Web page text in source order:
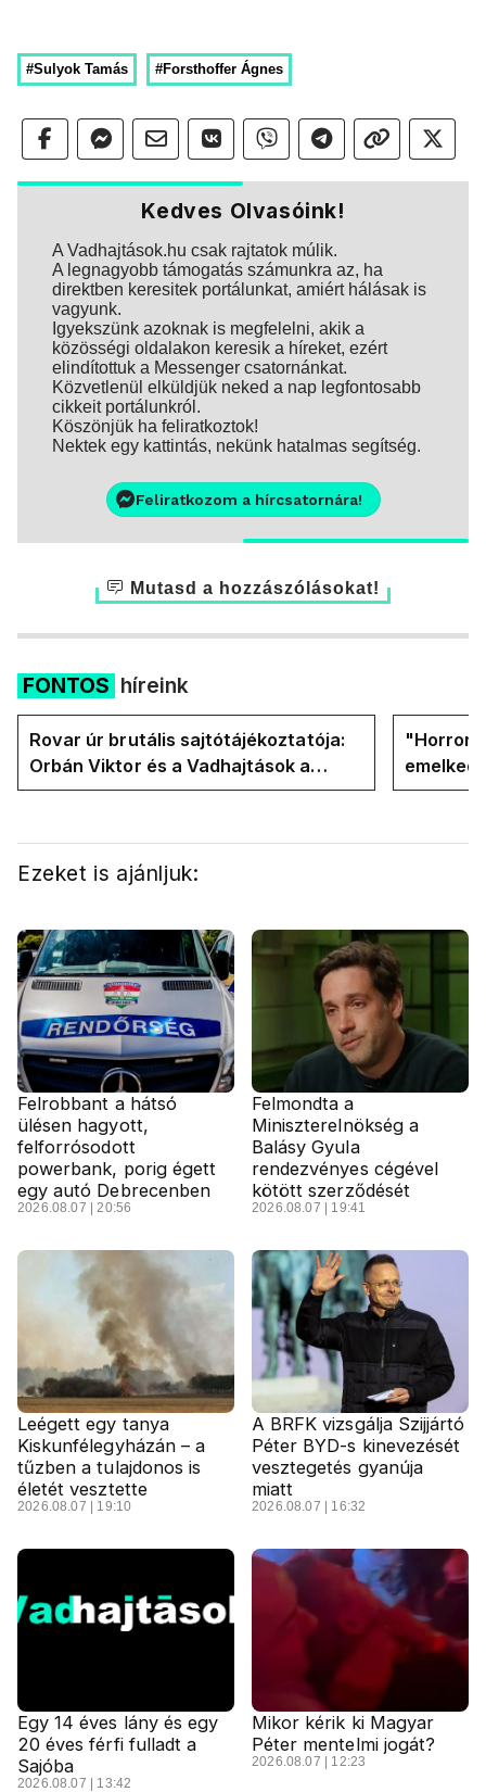
#Sulyok Tamás #Forsthoffer Ágnes
Kedves Olvasóink!
A Vadhajtások.hu csak rajtatok múlik.
A legnagyobb támogatás számunkra az, ha
direktben keresitek portálunkat, amiért hálásak is
vagyunk.
Igyekszünk azoknak is megfelelni, akik a
közösségi oldalakon keresik a híreket, ezért
elindítottuk a Messenger csatornánkat.
Közvetlenül elküldjük neked a nap legfontosabb
cikkeit portálunkról.
Köszönjük ha feliratkoztok!
Nektek egy kattintás, nekünk hatalmas segítség.
Feliratkozom a hírcsatornára!
Mutasd a hozzászólásokat!
FONTOS híreink
Rovar úr brutális sajtótájékoztatója:
Orbán Viktor és a Vadhajtások a
felelős a kialakult helyzetért
"Horror
oldalán
Ezeket is ajánljuk:
Felrobbant a hátsó
ülésen hagyott,
felforrósodott
powerbank, porig égett
egy autó Debrecenben
2026.08.07 | 20:56
Felmondta a
Miniszterelnökség a
Balásy Gyula
rendezvényes cégével
kötött szerződését
2026.08.07 | 19:41
Leégett egy tanya
Kiskunfélegyházán – a
tűzben a tulajdonos is
életét vesztette
2026.08.07 | 19:10
A BRFK vizsgálja Szijjártó
Péter BYD-s kinevezését
vesztegetés gyanúja
miatt
2026.08.07 | 16:32
Egy 14 éves lány és egy
20 éves férfi fulladt a
Sajóba
2026.08.07 | 13:42
Mikor kérik ki Magyar
Péter mentelmi jogát?
2026.08.07 | 12:23